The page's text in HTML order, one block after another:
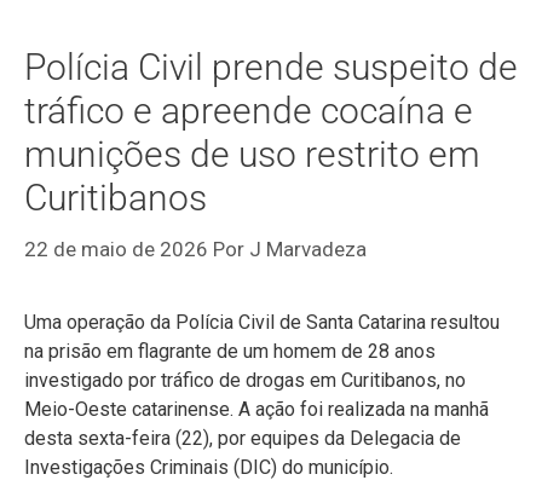
Polícia Civil prende suspeito de
tráfico e apreende cocaína e
munições de uso restrito em
Curitibanos
22 de maio de 2026 Por J Marvadeza
Uma operação da Polícia Civil de Santa Catarina resultou
na prisão em flagrante de um homem de 28 anos
investigado por tráfico de drogas em Curitibanos, no
Meio-Oeste catarinense. A ação foi realizada na manhã
desta sexta-feira (22), por equipes da Delegacia de
Investigações Criminais (DIC) do município.